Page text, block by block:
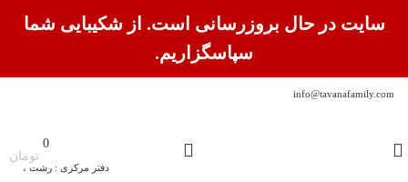
info@tavanafamily.com
دفتر مرکزی : رشت ،
0
تومان
سایت در حال بروزرسانی است. از شکیبایی شما
سپاسگزاریم.